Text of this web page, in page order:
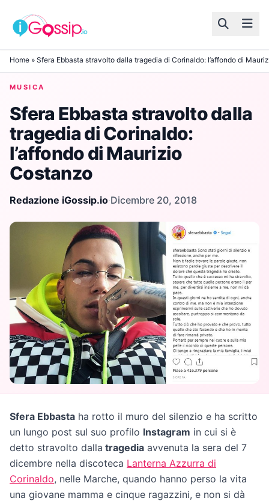
Skip to content
Home » Sfera Ebbasta stravolto dalla tragedia di Corinaldo: l’affondo di
MUSICA
Sfera Ebbasta stravolto dalla
tragedia di Corinaldo:
l’affondo di Maurizio
Costanzo
Redazione iGossip.io·Dicembre 20, 2018
Sfera Ebbasta ha rotto il muro del silenzio e ha scritto
un lungo post sul suo profilo Instagram in cui si è
detto stravolto dalla tragedia avvenuta la sera del 7
dicembre nella discoteca Lanterna Azzurra di
Corinaldo, nelle Marche, quando hanno perso la vita
una giovane mamma e cinque ragazzini, e non si dà